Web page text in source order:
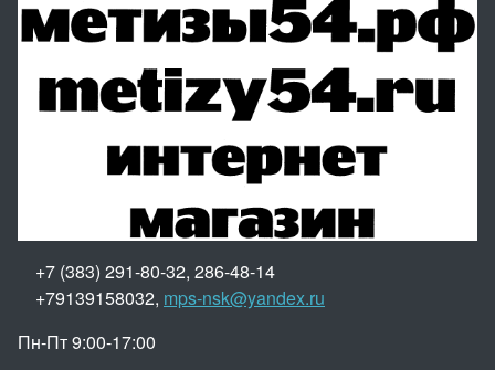
+7 (383) 291-80-32, 286-48-14
+79139158032, mps-nsk@yandex.ru
Пн-Пт 9:00-17:00